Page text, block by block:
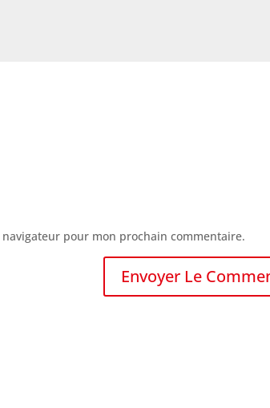
pour mon prochain commentaire.